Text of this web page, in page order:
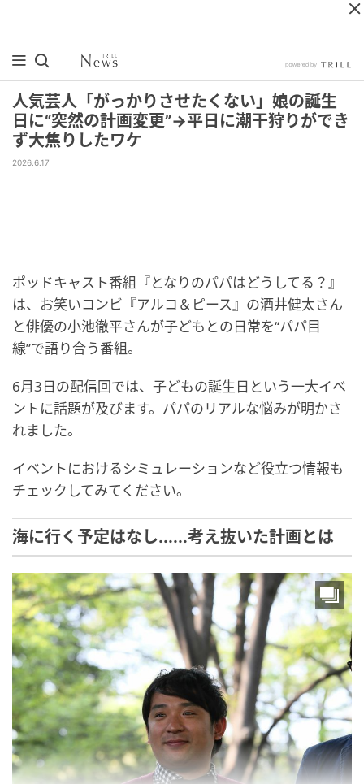
人気芸人「がっかりさせたくない」娘の誕生
日に“突然の計画変更”→平日に潮干狩りができ
ず大焦りしたワケ
2026.6.17
ポッドキャスト番組『となりのパパはどうしてる？』
は、お笑いコンビ『アルコ＆ピース』の酒井健太さん
と俳優の小池徹平さんが子どもとの日常を“パパ目
線”で語り合う番組。
6月3日の配信回では、子どもの誕生日という一大イベ
ントに話題が及びます。パパのリアルな悩みが明かさ
れました。
イベントにおけるシミュレーションなど役立つ情報も
チェックしてみてください。
海に行く予定はなし......考え抜いた計画とは